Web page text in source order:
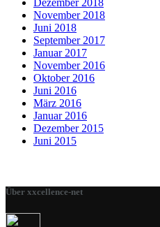
Dezember 2018
November 2018
Juni 2018
September 2017
Januar 2017
November 2016
Oktober 2016
Juni 2016
März 2016
Januar 2016
Dezember 2015
Juni 2015
Über xxcellence-net